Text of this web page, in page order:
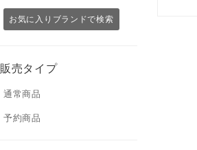
お気に入りブランドで検索
販売タイプ
通常商品
予約商品